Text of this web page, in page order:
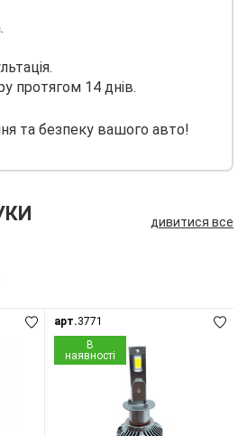
протягом 14 днів.
та безпеку вашого авто!
дивитися все
арт.3771
В
наявності